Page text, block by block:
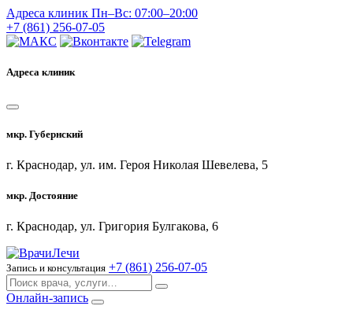
Адреса клиник Пн–Вс: 07:00–20:00
+7 (861) 256-07-05
Адреса клиник
мкр. Губернский
г. Краснодар, ул. им. Героя Николая Шевелева, 5
мкр. Достояние
г. Краснодар, ул. Григория Булгакова, 6
Запись и консультация +7 (861) 256-07-05
Онлайн-запись